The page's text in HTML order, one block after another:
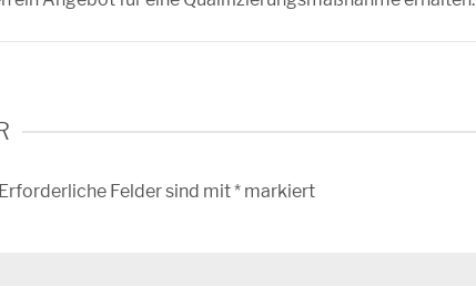
Erforderliche Felder sind mit* markiert